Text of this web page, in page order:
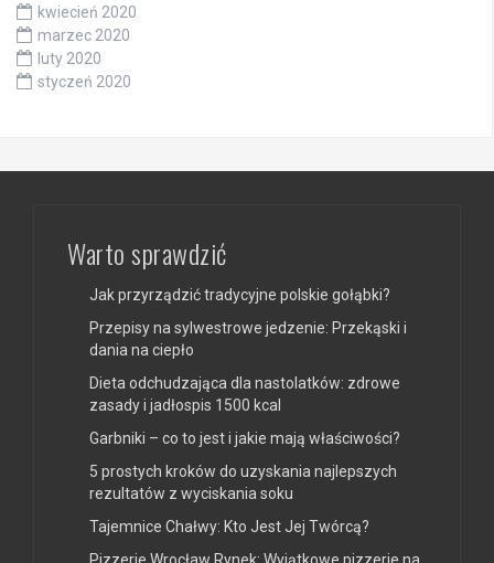
kwiecień 2020
marzec 2020
luty 2020
styczeń 2020
Warto sprawdzić
Jak przyrządzić tradycyjne polskie gołąbki?
Przepisy na sylwestrowe jedzenie: Przekąski i
dania na ciepło
Dieta odchudzająca dla nastolatków: zdrowe
zasady i jadłospis 1500 kcal
Garbniki – co to jest i jakie mają właściwości?
5 prostych kroków do uzyskania najlepszych
rezultatów z wyciskania soku
Tajemnice Chałwy: Kto Jest Jej Twórcą?